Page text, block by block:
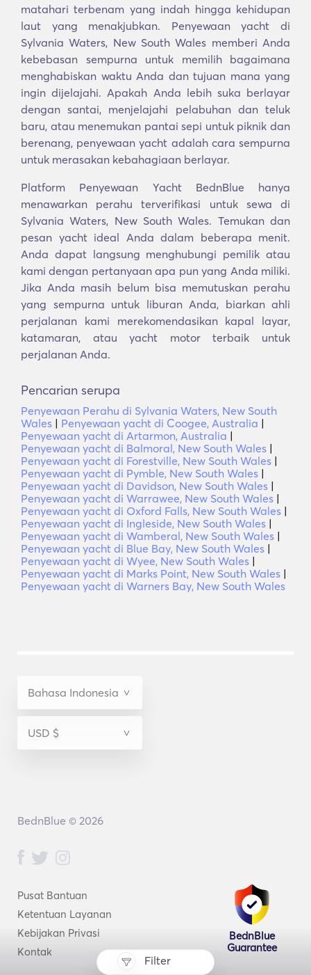
Filter
matahari terbenam yang indah hingga kehidupan
laut yang menakjubkan. Penyewaan yacht di
Sylvania Waters, New South Wales memberi Anda
kebebasan sempurna untuk memilih bagaimana
menghabiskan waktu Anda dan tujuan mana yang
ingin dijelajahi. Apakah Anda lebih suka berlayar
dengan santai, menjelajahi pelabuhan dan teluk
baru, atau menemukan pantai sepi untuk piknik dan
berenang, penyewaan yacht adalah cara sempurna
untuk merasakan kebahagiaan berlayar.
Platform Penyewaan Yacht BednBlue hanya
menawarkan perahu terverifikasi untuk sewa di
Sylvania Waters, New South Wales. Temukan dan
pesan yacht ideal Anda dalam beberapa menit.
Anda dapat langsung menghubungi pemilik atau
kami dengan pertanyaan apa pun yang Anda miliki.
Jika Anda masih belum bisa memutuskan perahu
yang sempurna untuk liburan Anda, biarkan ahli
perjalanan kami merekomendasikan kapal layar,
katamaran, atau yacht motor terbaik untuk
perjalanan Anda.
Pencarian serupa
Penyewaan Perahu di Sylvania Waters, New South
Wales | Penyewaan yacht di Coogee, Australia |
Penyewaan yacht di Artarmon, Australia |
Penyewaan yacht di Balmoral, New South Wales |
Penyewaan yacht di Forestville, New South Wales |
Penyewaan yacht di Pymble, New South Wales |
Penyewaan yacht di Davidson, New South Wales |
Penyewaan yacht di Warrawee, New South Wales |
Penyewaan yacht di Oxford Falls, New South Wales |
Penyewaan yacht di Ingleside, New South Wales |
Penyewaan yacht di Wamberal, New South Wales |
Penyewaan yacht di Blue Bay, New South Wales |
Penyewaan yacht di Wyee, New South Wales |
Penyewaan yacht di Marks Point, New South Wales |
Penyewaan yacht di Warners Bay, New South Wales
Pusat Bantuan
Ketentuan Layanan
Kebijakan Privasi
Kontak
BednBlue
Guarantee
BednBlue © 2026